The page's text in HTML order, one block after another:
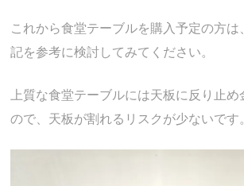
これから食堂テーブルを購入予定の方
記を参考に検討してみてください。
上質な食堂テーブルには天板に反り止め
ので、天板が割れるリスクが少ないです。